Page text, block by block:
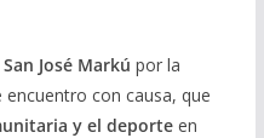
José Markú por la
con causa, que
y el deporteen